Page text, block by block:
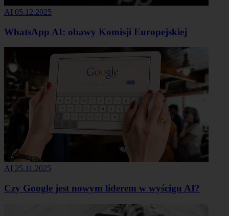
AI 05.12.2025
WhatsApp AI: obawy Komisji Europejskiej
AI 25.11.2025
Czy Google jest nowym liderem w wyścigu AI?